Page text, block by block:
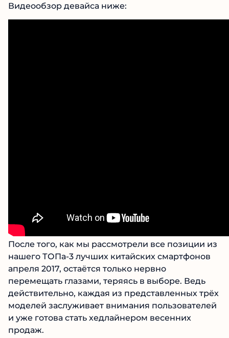
Видеообзор девайса ниже:
После того, как мы рассмотрели все позиции из
нашего ТОПа-3 лучших китайских смартфонов
апреля 2017, остаётся только нервно
перемещать глазами, теряясь в выборе. Ведь
действительно, каждая из представленных трёх
моделей заслуживает внимания пользователей
и уже готова стать хедлайнером весенних
продаж.